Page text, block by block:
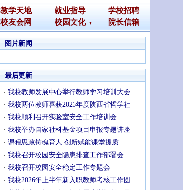
教学天地 就业指导
学校招聘
校友会网 校园文化 院长信箱
图片新闻
最后更新
我校教师发展中心举行教师学习培训大会
我校两位教师喜获2026年度陕西省哲学社
我校顺利召开实验室安全工作培训会
我校举办国家社科基金项目申报专题讲座
课程思政铸魂育人 创新赋能课堂提质——
我校召开校园安全隐患排查工作部署会
我校召开校园安全稳定工作专题会
我校2026年上半年新入职教师考核工作圆